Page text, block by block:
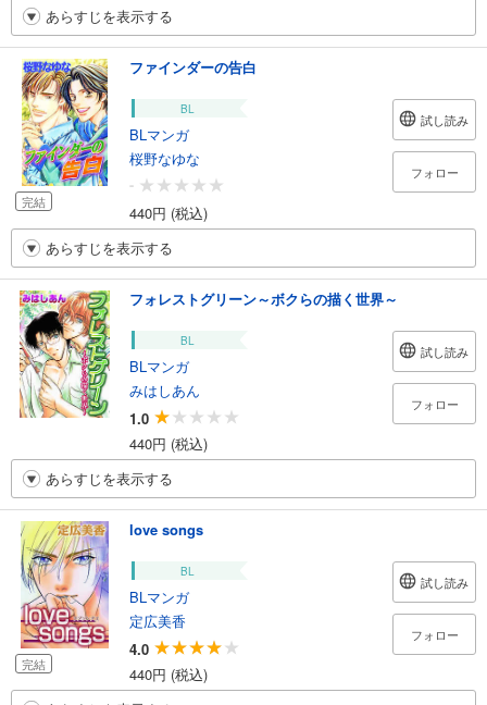
あらすじを表示する
完結
ファインダーの告白
BL
BLマンガ
桜野なゆな
-
440円 (税込)
試し読み
フォロー
あらすじを表示する
フォレストグリーン～ボクらの描く世界～
BL
BLマンガ
みはしあん
1.0
440円 (税込)
試し読み
フォロー
あらすじを表示する
完結
love songs
BL
BLマンガ
定広美香
4.0
440円 (税込)
試し読み
フォロー